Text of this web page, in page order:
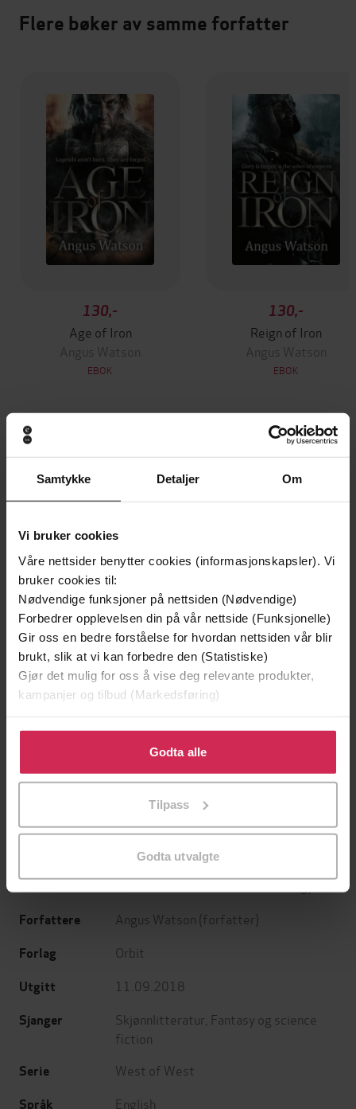
Samtykke Detaljer Om
Vi bruker cookies
Våre nettsider benytter cookies (informasjonskapsler). Vi
bruker cookies til:
Nødvendige funksjoner på nettsiden (Nødvendige)
Forbedrer opplevelsen din på vår nettside (Funksjonelle)
Gir oss en bedre forståelse for hvordan nettsiden vår blir
brukt, slik at vi kan forbedre den (Statistiske)
Gjør det mulig for oss å vise deg relevante produkter,
kampanjer og tilbud (Markedsføring)
Klikk på «Godta alle» for å gi oss ditt samtykke til å
bruke cookies for alle disse formålene. Du kan også
tilpasse ditt samtykke til spesifikke formål ved å klikke
Godta alle
Tilpass
Godta utvalgte
Flere bøker av samme forfatter
130,-
Age of Iron
Angus Watson
EBOK
130,-
Reign of Iron
Angus Watson
EBOK
Andre har også kjøpt
Premium
Jo Nesbø
Premium
Jørn Lier Horst
Book 2 of the West of West Trilogy
Forfattere Angus Watson (forfatter)
Forlag Orbit
Utgitt 11.09.2018
Sjanger Skjønnlitteratur Fantasy og science
fiction
Serie West of West
Språk English